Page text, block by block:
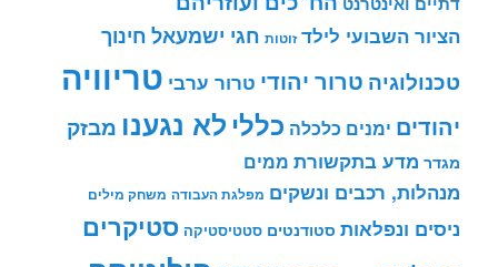
הציור השבועי לילד זוטות חגי ישמעאל חינוך
טכנולוגיה טרור יהודי טרור ערבי טריוויה
יהודים ימנים כלכלה כללי לא נגענו מבזק
מגדר מדע בתקשורת ממים
מנהלות, רכבים ונשקים מפלגת העבודה משחק מילים
ניסים ונפלאות סטודנטים סטטיסטיקה סטיקרים